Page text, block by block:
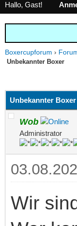
Hallo, Gast!
Boxercupforum ›
Unbekannter Boxer
Unbekannter Boxer
Wob
Administrator
Wir